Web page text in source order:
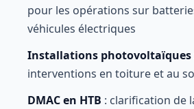
pour les opérations sur
véhicules électriques
Installations photovoltaïques
interventions en toiture et au
DMAC en HTB : clarification de